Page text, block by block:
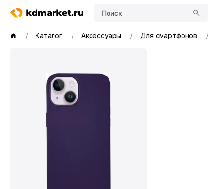
Поиск
Каталог Аксессуары Для смартфонов